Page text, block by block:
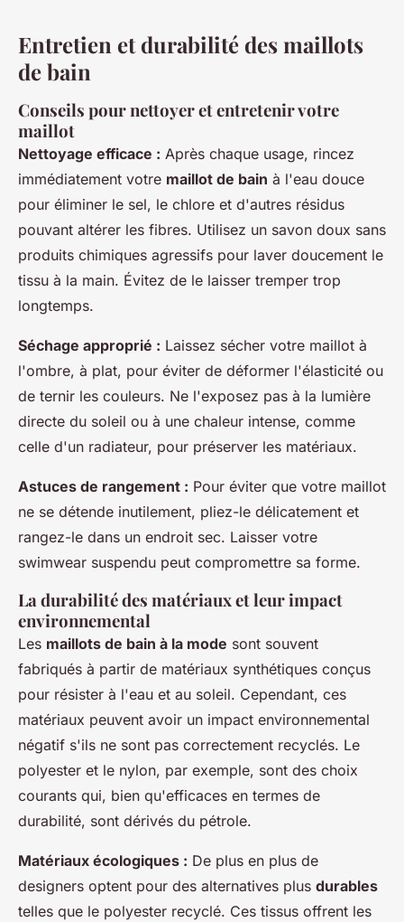
Entretien et durabilité des maillots
de bain
Conseils pour nettoyer et entretenir votre
maillot
Nettoyage efficace : Après chaque usage, rincez
immédiatement votre maillot de bain à l'eau douce
pour éliminer le sel, le chlore et d'autres résidus
pouvant altérer les fibres. Utilisez un savon doux sans
produits chimiques agressifs pour laver doucement le
tissu à la main. Évitez de le laisser tremper trop
longtemps.
Séchage approprié : Laissez sécher votre maillot à
l'ombre, à plat, pour éviter de déformer l'élasticité ou
de ternir les couleurs. Ne l'exposez pas à la lumière
directe du soleil ou à une chaleur intense, comme
celle d'un radiateur, pour préserver les matériaux.
Astuces de rangement : Pour éviter que votre maillot
ne se détende inutilement, pliez-le délicatement et
rangez-le dans un endroit sec. Laisser votre
swimwear suspendu peut compromettre sa forme.
La durabilité des matériaux et leur impact
environnemental
Les maillots de bain à la mode sont souvent
fabriqués à partir de matériaux synthétiques conçus
pour résister à l'eau et au soleil. Cependant, ces
matériaux peuvent avoir un impact environnemental
négatif s'ils ne sont pas correctement recyclés. Le
polyester et le nylon, par exemple, sont des choix
courants qui, bien qu'efficaces en termes de
durabilité, sont dérivés du pétrole.
Matériaux écologiques : De plus en plus de
designers optent pour des alternatives plus durables
telles que le polyester recyclé. Ces tissus offrent les